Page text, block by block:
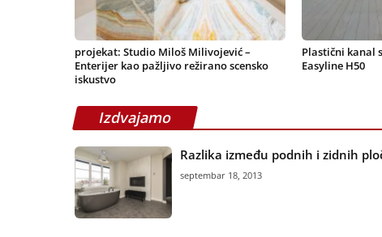
projekat: Studio Miloš Milivojević –
Enterijer kao pažljivo režirano scensko
iskustvo
Plastični kanal
Easyline H50
Izdvajamo
Razlika između podnih i zidnih
septembar 18, 2013